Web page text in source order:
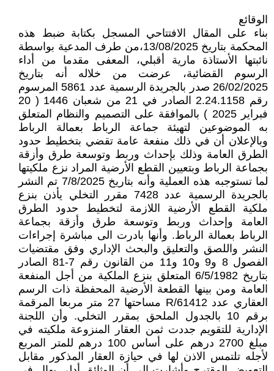
الوقائع
بناء على المقال الافتتاحي المسجل بكتابة ضبط هذه
المحكمة بتاريخ 13/08/2025،من طرف المدعية بواسطة
نائبتها الأستاذة مارية أقبلي، المعفى مقدما من أداء
الرسوم القضائية، عرضت من خلاله أنه بتاريخ
26/02/2025 صدر بالجريدة الرسمية عدد 5861 المرسوم
رقم 2.24.1158 الصادر في 21 من شعبان 1446 ( 20
فبراير 2025 ) بالموافقة على التصميم والنظام المتعلق
به الموضوعين لتهيئة جماعة الرباط بعمالة الرباط
وبالإعلان أن في ذلك منفعة عامة تقضي بتخطيط حدود
الطرق العامة وذلك بإحداث وربط وتوسعة طرق وأزقة
بجماعة الرباط وبتعيين القطع الأرضية المراد نزع ملكيتها
لما تستوجبه هذه العملية وأنه بتاريخ 7/8/2025 تم النشر
بالجريدة الرسمية عدد 7428 مقرر التخلي يأذن بنزع
ملكية القطع الأرضية اللازمة لتخطيط حدود الطرق
العامة وإحداث وربط وتوسعة طرق وأزقة بجماعة
الرباط بعمالة الرباط. وأنها بادرت الى مباشرة إجراءات
النشر واللصق والتعليق والبحث الإداري وفق مقتضيات
الفصول 8 و9 و10 و11 من القانون رقم 7-81 الصادر
بتاريخ 6/5/1982 المتعلق بنزع الملكية من أجل المنفعة
العامة ومن بينها القطعة الأرضية المحفظة ذات الرسم
العقاري عدد 61412/R مساحتها 27 متر مربعا المرقمة
برقم 10 بالجدول الملحق بمقرر التخلي. وأن اللجنة
الإدارية للتقويم جددت ثمن العقار المنزوعة ملكيته في
مبلغ 2700 درهم على أساس 100 درهم للمتر المربع
لأجله تلتمس الاذن لها في حيازة العقار المذكور مقابل